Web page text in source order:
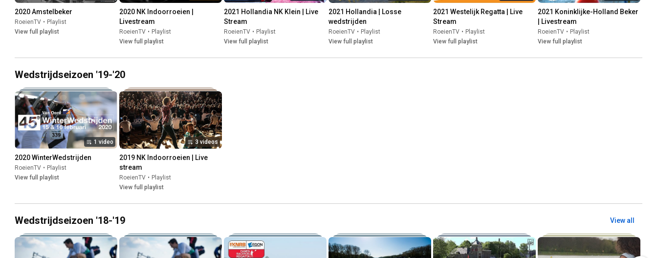
2020 Amstelbeker
RoeienTV • Playlist
View full playlist
2020 NK Indoorroeien |
Livestream
RoeienTV • Playlist
View full playlist
2021 Hollandia NK Klein | Live
Stream
RoeienTV • Playlist
View full playlist
2021 Hollandia | Losse
wedstrijden
RoeienTV • Playlist
View full playlist
2021 Westelijk Regatta | Live
Stream
RoeienTV • Playlist
View full playlist
2021 Koninklijke-Holland Beker
| Livestream
RoeienTV • Playlist
View full playlist
Wedstrijdseizoen '19-'20
1 video
2020 WinterWedstrijden
RoeienTV • Playlist
View full playlist
3 videos
2019 NK Indoorroeien | Live
stream
RoeienTV • Playlist
View full playlist
Wedstrijdseizoen '18-'19 View all